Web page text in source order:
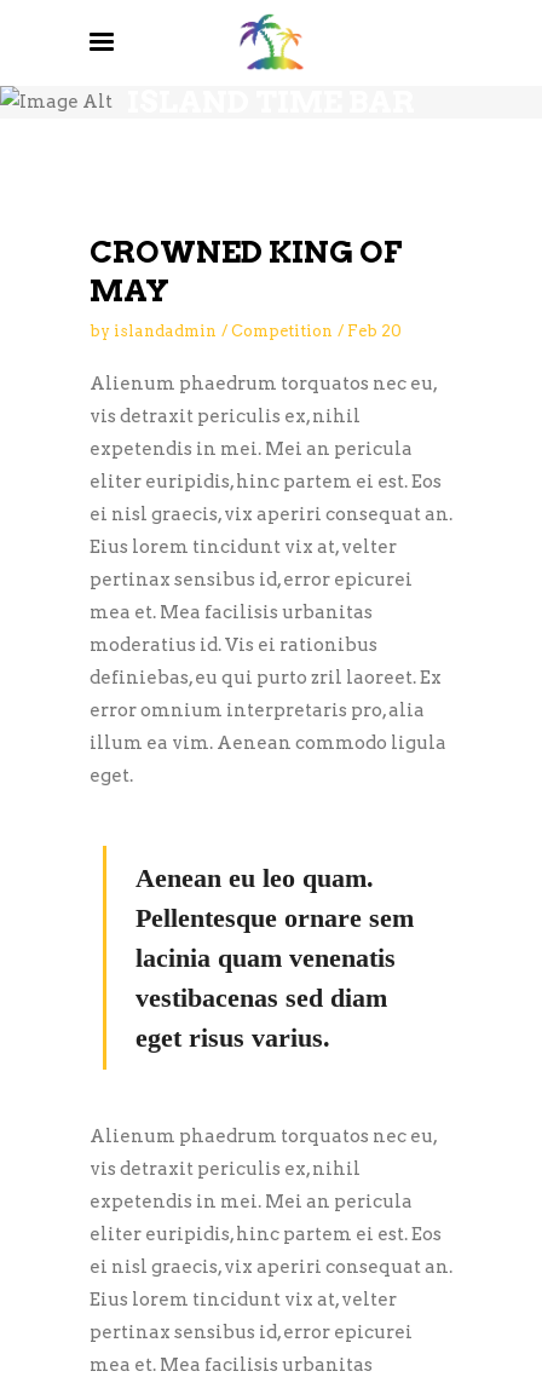
BREWERY BLOG
CROWNED KING OF
MAY
by islandadmin Competition Feb 20
Alienum phaedrum torquatos nec eu,
vis detraxit periculis ex, nihil
expetendis in mei. Mei an pericula
eliter euripidis, hinc partem ei est. Eos
ei nisl graecis, vix aperiri consequat an.
Eius lorem tincidunt vix at, velter
pertinax sensibus id, error epicurei
mea et. Mea facilisis urbanitas
moderatius id. Vis ei rationibus
definiebas, eu qui purto zril laoreet. Ex
error omnium interpretaris pro, alia
illum ea vim. Aenean commodo ligula
eget.
Aenean eu leo quam.
Pellentesque ornare sem
lacinia quam venenatis
vestibacenas sed diam
eget risus varius.
Alienum phaedrum torquatos nec eu,
vis detraxit periculis ex, nihil
expetendis in mei. Mei an pericula
eliter euripidis, hinc partem ei est. Eos
ei nisl graecis, vix aperiri consequat an.
Eius lorem tincidunt vix at, velter
pertinax sensibus id, error epicurei
mea et. Mea facilisis urbanitas